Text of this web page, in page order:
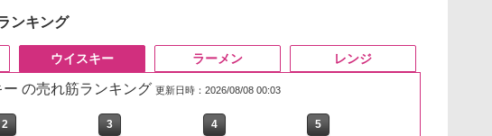
ンキング
2 3 4 5
ウイスキー
の売れ筋ランキング 更新日時：2026/08/08 00:03
2 3 4 5
ラーメン レンジ